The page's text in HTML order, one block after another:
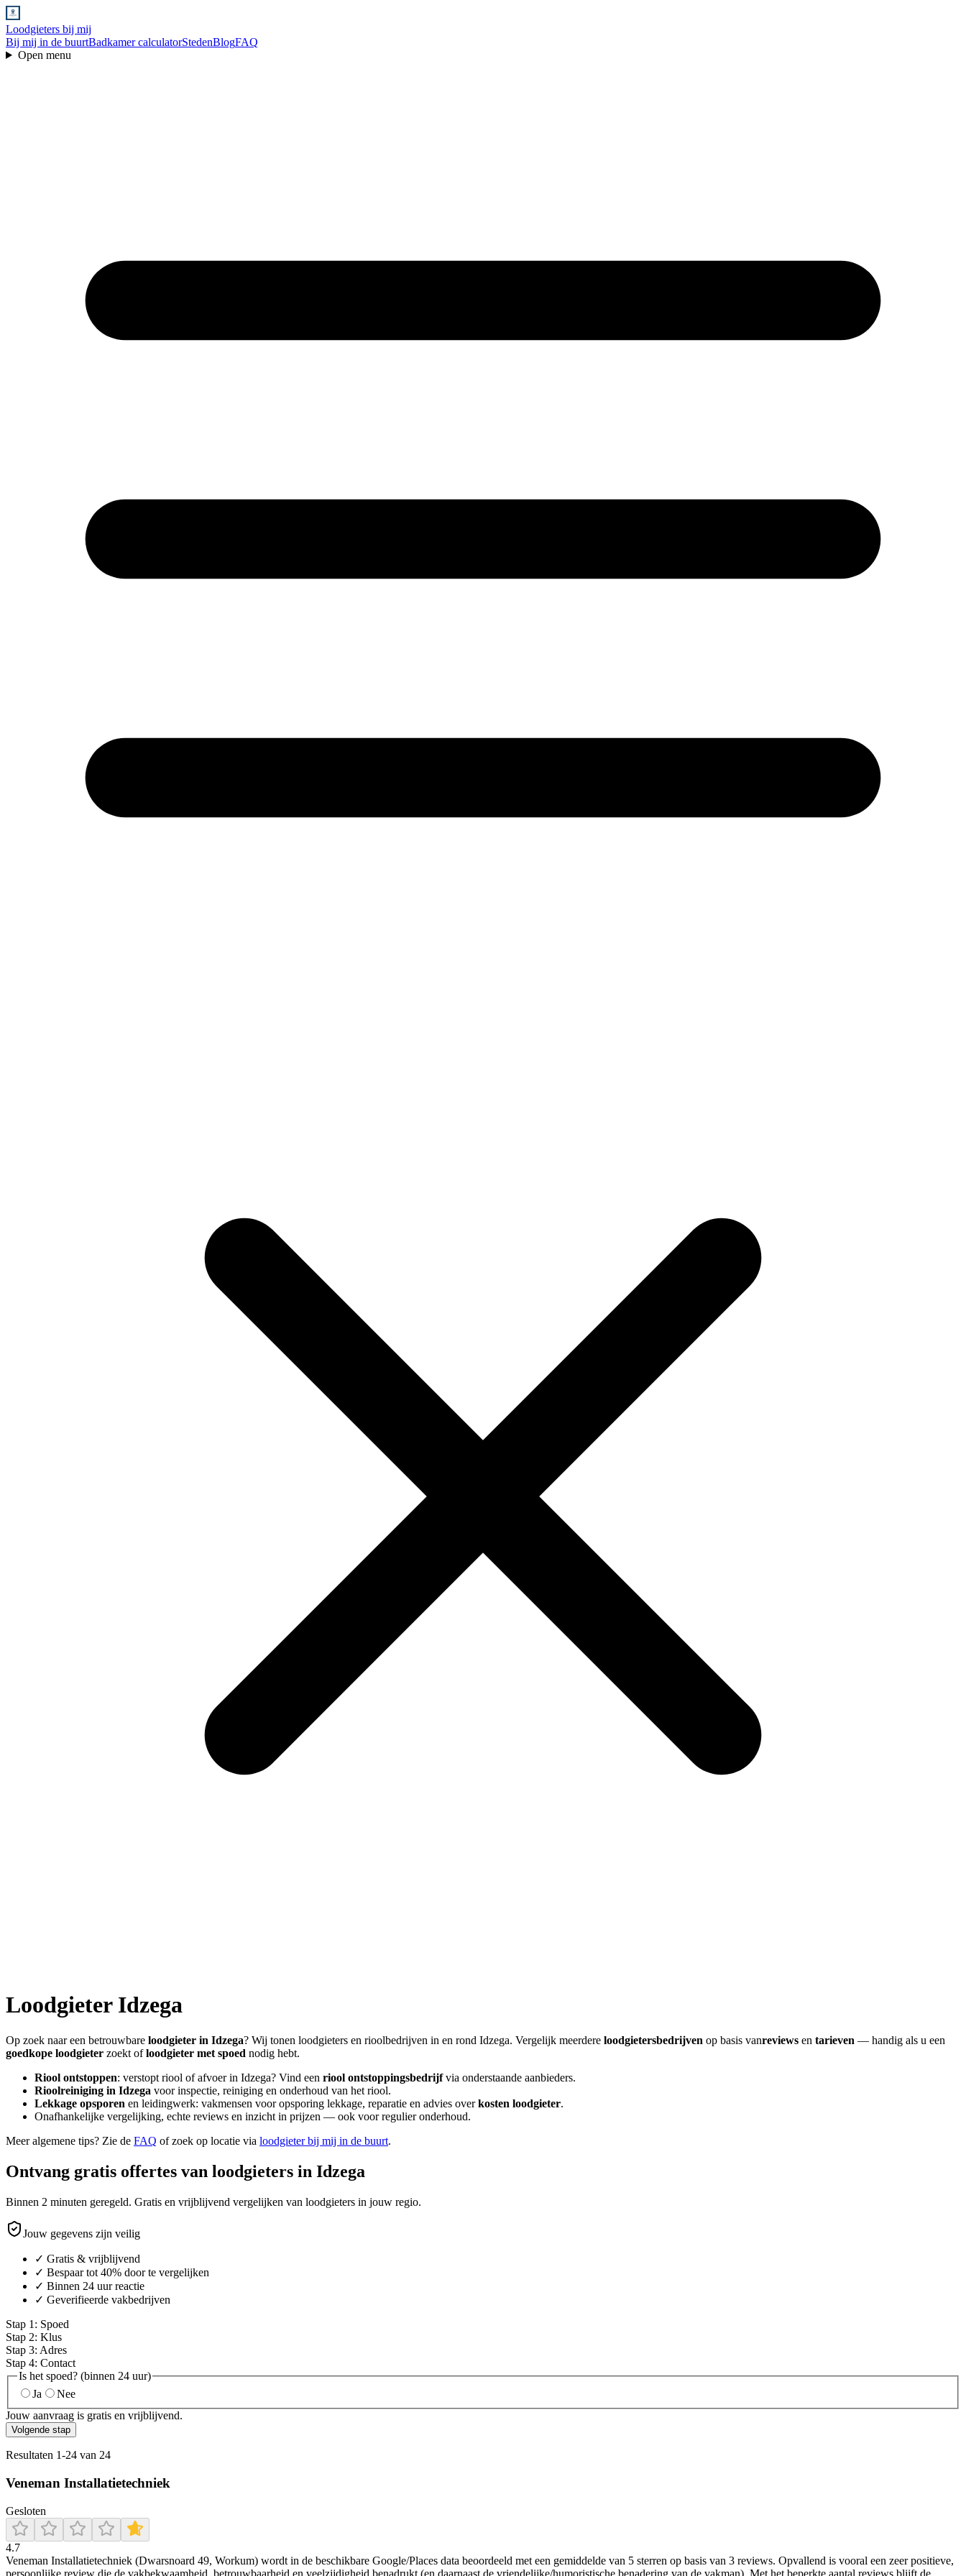
Loodgieters bij mij
Bij mij in de buurtBadkamer calculatorStedenBlogFAQ
Open menu
Loodgieter Idzega
Op zoek naar een betrouwbare loodgieter in Idzega? Wij tonen loodgieters en rioolbedrijven in en rond Idzega. Vergelijk meerdere loodgietersbedrijven op basis vanreviews en tarieven — handig als u een
goedkope loodgieter zoekt ofloodgieter met spoed nodig hebt.
Riool ontstoppen: verstopt riool of afvoer in Idzega? Vind een riool ontstoppingsbedrijfvia onderstaande aanbieders.
Rioolreiniging in Idzega voor inspectie, reiniging en onderhoud van het riool.
Lekkage opsporen en leidingwerk: vakmensen voor opsporing lekkage, reparatie en advies overkosten loodgieter.
Onafhankelijke vergelijking, echte reviews en inzicht in prijzen — ook voor regulier onderhoud.
Meer algemene tips? Zie de FAQ of zoek op locatie via loodgieter bij mij in de buurt.
Ontvang gratis offertes van loodgieters in Idzega
Binnen 2 minuten geregeld. Gratis en vrijblijvend vergelijken van loodgieters in jouw regio.
Jouw gegevens zijn veilig
✓ Gratis & vrijblijvend
✓ Bespaar tot 40% door te vergelijken
✓ Binnen 24 uur reactie
✓ Geverifieerde vakbedrijven
Stap 1 : Spoed
Stap 2: Klus
Stap 3: Adres
Stap 4: Contact
Is het spoed? (binnen 24 uur)
Ja
Nee
Jouw aanvraag is gratis en vrijblijvend.
Volgende stap
Resultaten 1-24 van 24
Veneman Installatietechniek
Gesloten
4.7
Veneman Installatietechniek (Dwarsnoard 49, Workum) wordt in de beschikbare Google/Places data beoordeeld met een gemiddelde van 5 sterren op basis van 3 reviews. Opvallend is vooral een zeer positieve,
persoonlijke review die de vakbekwaamheid, betrouwbaarheid en veelzijdigheid benadrukt (en daarnaast de vriendelijke/humoristische benadering van de vakman). Met het beperkte aantal reviews blijft de